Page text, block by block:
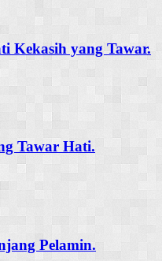
Kekasih yang Tawar.
Tawar Hati.
Pelamin.